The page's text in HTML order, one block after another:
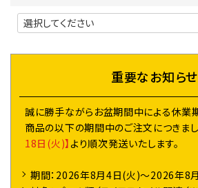
重要なお知らせ
誠に勝手ながらお盆期間中による休業
商品の以下の期間中のご注文につきまし
18日(火)】 より順次発送いたします。
期間：2026年8月4日(火)～2026年8